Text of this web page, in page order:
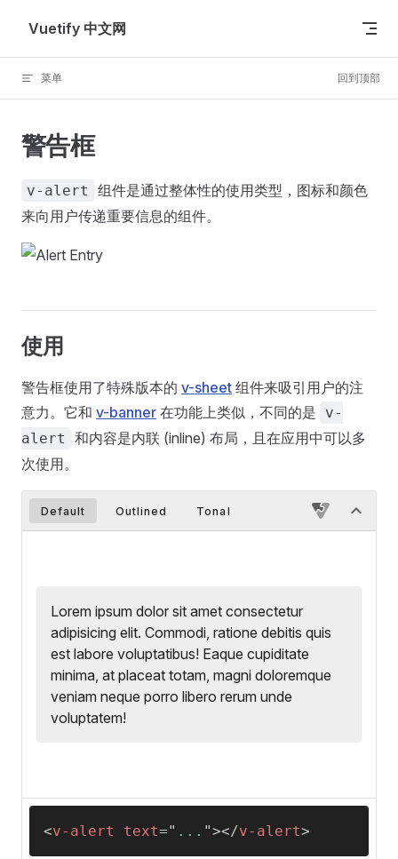
Skip to content
Vuetify 中文网
菜单 回到顶部
警告框
v-alert
组件是通过整体性的使用类型，图标和颜色
来向用户传递重要信息的组件。
使用
警告框使用了特殊版本的 v-sheet 组件来吸引用户的注
意力。它和 v-banner 在功能上类似，不同的是
v-
alert
和内容是内联 (inline) 布局，且在应用中可以多
次使用。
Default Outlined Tonal
Lorem ipsum dolor sit amet consectetur
adipisicing elit. Commodi, ratione debitis quis
est labore voluptatibus! Eaque cupiditate
minima, at placeat totam, magni doloremque
veniam neque porro libero rerum unde
voluptatem!
<v-alert text=" ... "></v-alert>